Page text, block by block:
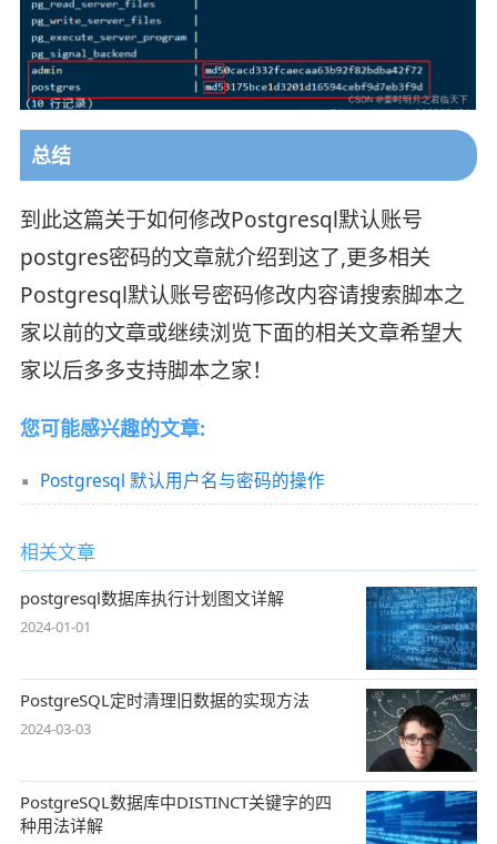
总结
到此这篇关于如何修改Postgresql默认账号
postgres密码的文章就介绍到这了,更多相关
Postgresql默认账号密码修改内容请搜索脚本之
家以前的文章或继续浏览下面的相关文章希望大
家以后多多支持脚本之家！
您可能感兴趣的文章:
Postgresql 默认用户名与密码的操作
相关文章
postgresql数据库执行计划图文详解
2024-01-01
PostgreSQL定时清理旧数据的实现方法
2024-03-03
PostgreSQL数据库中DISTINCT关键字的四
种用法详解